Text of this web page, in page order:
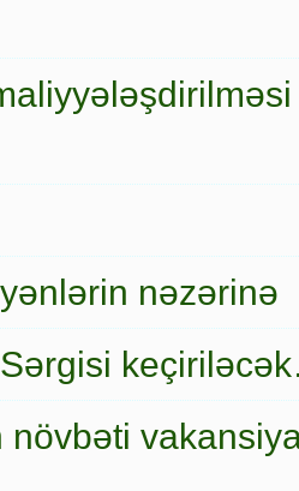
nəzərinə
Sərgisi